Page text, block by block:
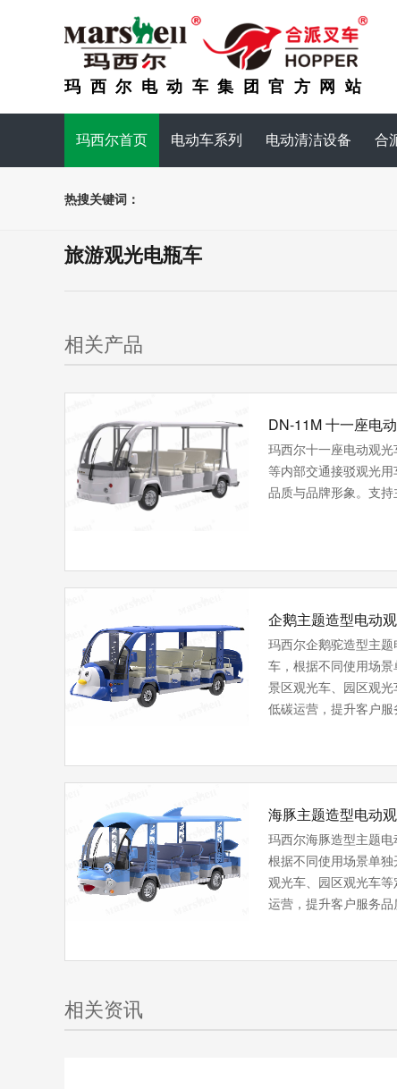
玛西尔电动车集团官方网站
玛西尔首页 电动车系列 电动清洁设备 合
热搜关键词：
旅游观光电瓶车
相关产品
DN-11M 十一座电
玛西尔十一座电动观
等内部交通接驳观光
品质与品牌形象。支持
企鹅主题造型电动
玛西尔企鹅驼造型主
车，根据不同使用场
景区观光车、园区观
低碳运营，提升客户
海豚主题造型电动
玛西尔海豚造型主题
根据不同使用场景单
观光车、园区观光车
运营，提升客户服务品
相关资讯